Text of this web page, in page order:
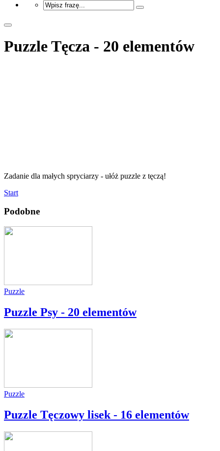
Puzzle Tęcza - 20 elementów
Zadanie dla małych spryciarzy - ułóż puzzle z tęczą!
Start
Podobne
Puzzle
Puzzle Psy - 20 elementów
Puzzle
Puzzle Tęczowy lisek - 16 elementów